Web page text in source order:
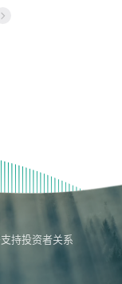
持投资者关系